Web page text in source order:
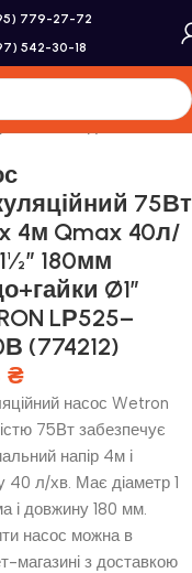
779-27-72
542-30-18
насоси для опалення
75Вт
4м Qmax 40л/
180мм
Ø1″
LР525–
(774212)
₴
насос Wetron
75Вт забезпечує
напір 4м і
40 л/хв. Має діаметр 1
і довжину 180 мм.
насос можна в
магазині з доставкою